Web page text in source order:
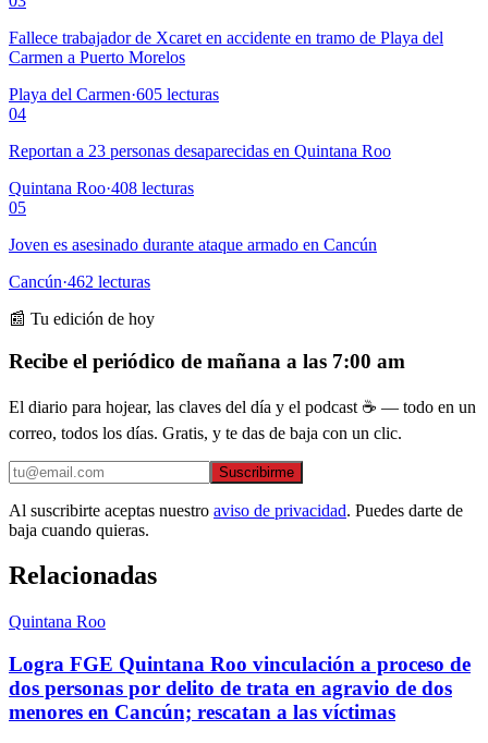
Fallece trabajador de Xcaret en accidente en tramo de Playa del
Carmen a Puerto Morelos
Playa del Carmen·605 lecturas
04
Reportan a 23 personas desaparecidas en Quintana Roo
Quintana Roo·408 lecturas
05
Joven es asesinado durante ataque armado en Cancún
Cancún·462 lecturas
📰 Tu edición de hoy
Recibe el periódico de mañana a las 7:00 am
El diario para hojear, las claves del día y el podcast ☕ — todo en un
correo, todos los días. Gratis, y te das de baja con un clic.
Suscribirme
Al suscribirte aceptas nuestro aviso de privacidad. Puedes darte de
baja cuando quieras.
Relacionadas
Quintana Roo
Logra FGE Quintana Roo vinculación a proceso de
dos personas por delito de trata en agravio de dos
menores en Cancún; rescatan a las víctimas